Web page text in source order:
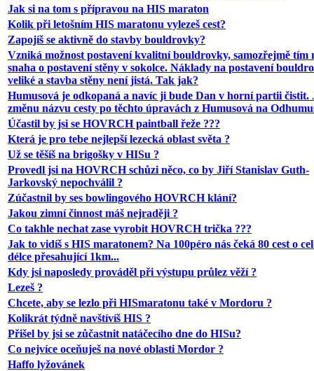
Jak si na tom s přípravou na HIS maraton
Kolik při letošním HIS maratonu vylezeš cest?
Zapojíš se aktivně do stavby bouldrovky?
Vzniká možnost postavení kvalitní bouldrovky, samozřejmě tím
snaha o postavení stěny v sokolce. Náklady na postavení
veliké a stavba stěny není jistá. Tak jak?
Humusová je odkopaná a navíc ji bude Dan v horní partii čistit.
změnu názvu cesty po těchto úpravách z Humusová na
Účastil by jsi se HOVRCH paintball řeže ???
Která je pro tebe nejlepší lezecká oblast světa ?
Už se těšíš na brigošky v HISu ?
Provedl jsi na HOVRCH schůzi něco, co by Jiří Stanislav Guth-
Jarkovský nepochválil ?
Zúčastnil by ses bowlingového HOVRCH klání?
Jakou zimní činnost máš nejraději ?
Co takhle nechat zase vyrobit HOVRCH trička ???
Jak to vidíš s HIS maratonem? Na 100péro nás čeká 80 cest o
délce přesahující 1km...
Kdy jsi naposledy prováděl při výstupu průlez věží ?
Lezeš ?
Chcete, aby se lezlo při HISmaratonu také v Mordoru ?
Kolikrát týdně navštívíš HIS ?
Přišel by jsi se zůčastnit natáčecího dne do HISu?
Co nejvíce oceňuješ na nové oblasti Mordor ?
Haffo lyžovánek